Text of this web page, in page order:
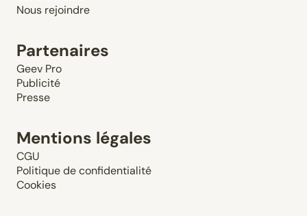
Nous rejoindre
Partenaires
Geev Pro
Publicité
Presse
Mentions légales
CGU
Politique de confidentialité
Cookies